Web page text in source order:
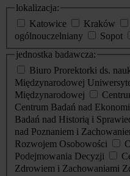
lokalizacja:
Katowice
Kraków
ogólnouczelniany
Sopot
jednostka badawcza:
Biuro Prorektorki ds.
Międzynarodowej
Międzynarodowej
Centrum Badań nad
Badań nad Historią i
nad Poznaniem i
Rozwojem Osobowości
Podejmowania Decyzji
Zdrowiem i Zachowaniami